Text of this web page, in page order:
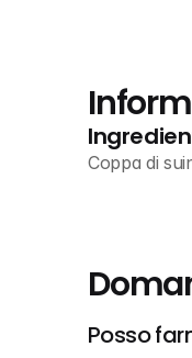
Coppa di
Posso